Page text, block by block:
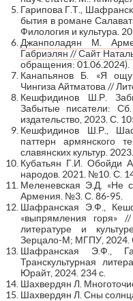
Гарипова Г.Т.,
бытия в романе
Филология и культура.
Джанполадян М.
Габриэлян // Сайт
обращения: 01.06.2024).
Канапьянов Б. «Я
Чингиза Айтматова //
Кешфидинов Ш.Р.
Забытые писатели:
издательство, 2023. С.
Кешфидинов Ш.Р.,
паттерн армянского
славянских культур.
Кубатьян Г.И. Обойди
народов. 2021. №10. С.
Меленевская Э.Д. «Не
Армения. №3. С. 86-95.
Шафранская Э.Ф.,
«выпрямления горя»
литературе и
Зерцало-М; МГПУ, 2024.
Шафранская Э.Ф.,
Транскультурная
Юрайт, 2024. 234 с.
Шахвердян Л.
Шахвердян Л. Сны